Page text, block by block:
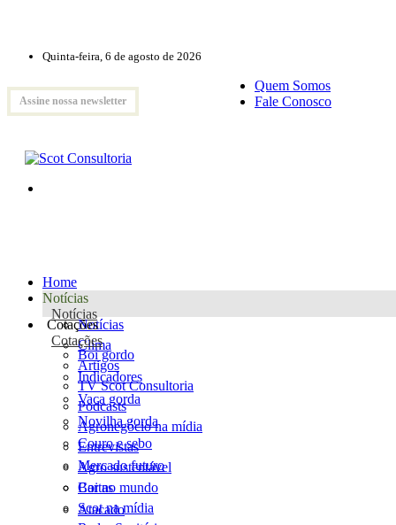
Quinta-feira, 6 de agosto de 2026
Assine nossa newsletter
Quem Somos
Fale Conosco
Home
Notícias
Notícias
Notícias
Clima
Artigos
TV Scot Consultoria
Podcasts
Agronegócio na mídia
Entrevistas
Agro sustentável
Cartas
Scot na mídia
Cotações
Cotações
Boi gordo
Indicadores
Vaca gorda
Novilha gorda
Couro e sebo
Mercado futuro
Boi no mundo
Atacado